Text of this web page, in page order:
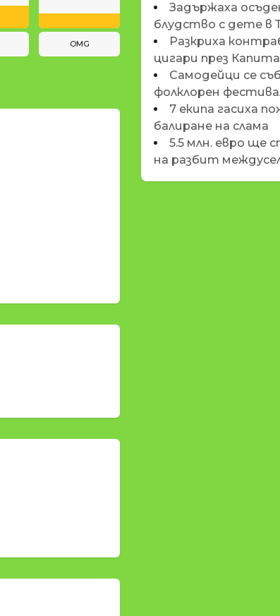
OMG
Задържаха
блудство с дете в
Разкриха
цигари през
Самодейци се
фолклорен
7 екипа гасиха
балиране на слама
5.5 млн. евро ще
на разбит